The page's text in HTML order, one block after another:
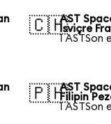
🇨🇭AST
İsviçre
1 ASTSon
🇵🇭AST
Filipin
1 ASTSon